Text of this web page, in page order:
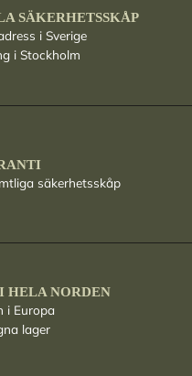
SÄKERHETSSKÅP
i Sverige
i Stockholm
säkerhetsskåp
HELA NORDEN
i Europa
lager